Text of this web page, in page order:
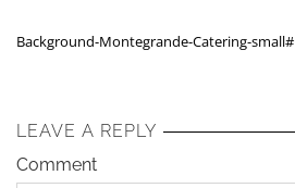
Background-Montegrande-Catering-small#
LEAVE A REPLY
Comment